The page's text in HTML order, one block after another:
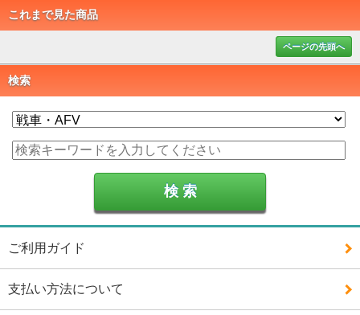
これまで見た商品
ページの先頭へ
検索
ご利用ガイド
支払い方法について